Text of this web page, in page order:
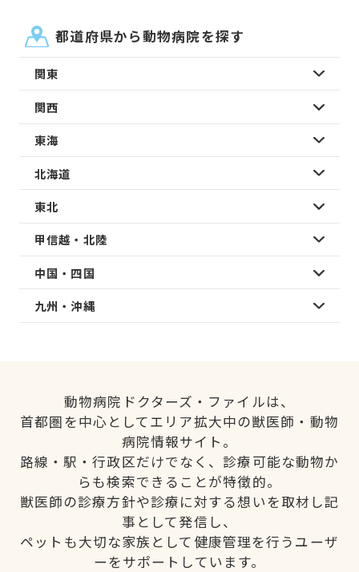
都道府県から動物病院を探す
関東
関西
東海
北海道
東北
甲信越・北陸
中国・四国
九州・沖縄
動物病院ドクターズ・ファイルは、
首都圏を中心としてエリア拡大中の獣医師・動物
病院情報サイト。
路線・駅・行政区だけでなく、診療可能な動物か
らも検索できることが特徴的。
獣医師の診療方針や診療に対する想いを取材し記
事として発信し、
ペットも大切な家族として健康管理を行うユーザ
ーをサポートしています。